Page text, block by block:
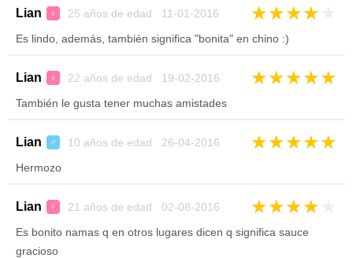
Lian ♀ 25 años de edad 11-01-2016 ★★★★
Es lindo, además, también significa "bonita" en chino :)
Lian ♀ 22 años de edad 19-02-2016 ★★★★★
También le gusta tener muchas amistades
Lian ♂ 10 años de edad 26-04-2016 ★★★★★
Hermozo
Lian ♀ 21 años de edad 02-08-2016 ★★★★
Es bonito namas q en otros lugares dicen q significa sauce
gracioso